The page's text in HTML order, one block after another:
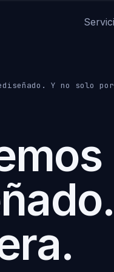
Automatización con
Soporte WordPress
Ver todos los servicios
Y no solo